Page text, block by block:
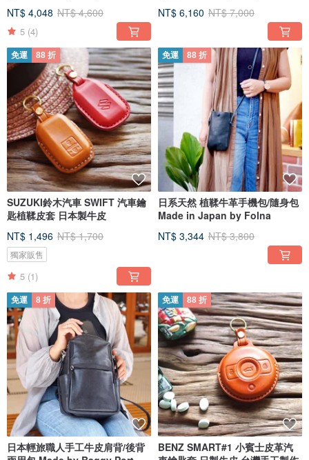
NT$ 4,048 NT$ 4,600
5 (4)
NT$ 6,160 NT$ 7,000
免運 88 折
SUZUKI鈴木汽車 SWIFT 汽車鑰
匙植鞣皮套 日本製牛皮
NT$ 1,496 NT$ 1,700
獨家販售
5 (1)
免運 88 折
日系天然 植鞣牛革手機包/隨身包
Made in Japan by Folna
NT$ 3,344 NT$ 3,800
免運 8 折
日本輕旅職人手工牛皮肩背/後背
免運 88 折
BENZ SMART#1 小賓士皮革汽